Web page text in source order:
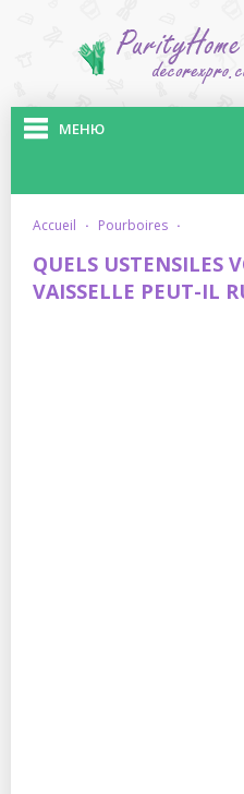
МЕНЮ
accueil · pourboires ·
QUELS USTENSILES
VAISSELLE PEUT-IL